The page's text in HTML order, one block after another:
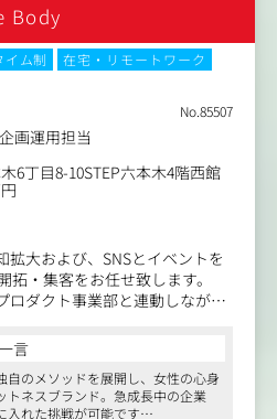
高研究顧問を務めており、
いうスローガンのもと、脳まで
クノロジーで人の可能性を目覚
的に展開しております。
Body
イム制
在宅・リモートワーク
No.85507
画運用担当
6丁目8-10STEP六本木4階西館
拡大および、SNSとイベントを
・集客をお任せ致します。
ロダクト事業部と連動しながら
たプロモーションイベントやポ
立案・集客・運営
言
のメソッドを展開し、女性の心身
トネスブランド。急成長中の企業
入れた挑戦が可能です